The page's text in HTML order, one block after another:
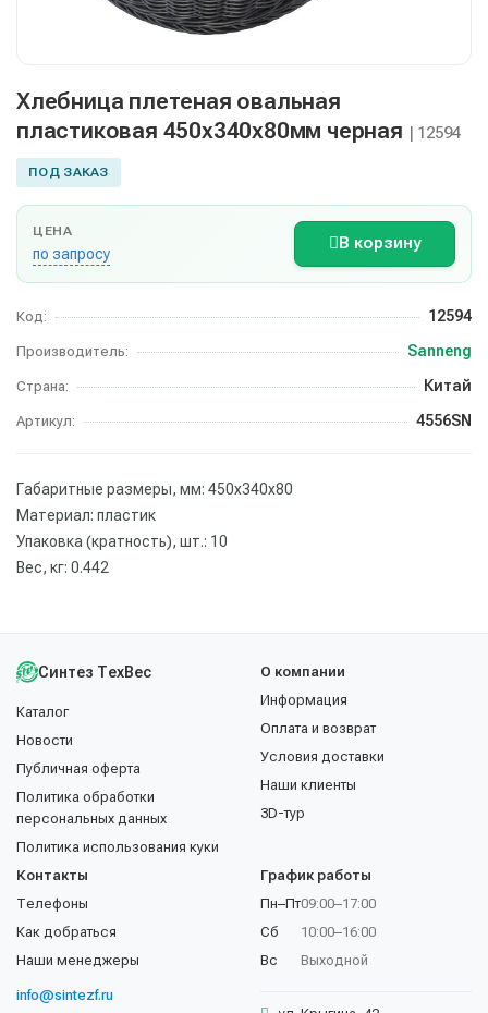
Хлебница плетеная овальная
пластиковая 450х340х80мм черная | 12594
ПОД ЗАКАЗ
ЦЕНА
по запросу
В корзину
Код: 12594
Производитель: Sanneng
Страна: Китай
Артикул: 4556SN
Габаритные размеры, мм: 450х340х80
Материал: пластик
Упаковка (кратность), шт.: 10
Вес, кг: 0.442
Синтез ТехВес
Каталог
Новости
Публичная оферта
Политика обработки
персональных данных
Политика использования куки
О компании
Информация
Оплата и возврат
Условия доставки
Наши клиенты
3D-тур
Контакты
Телефоны
Как добраться
Наши менеджеры
info@sintezf.ru
График работы
Пн–Пт
Сб
Вс
09:00–17:00
10:00–16:00
Выходной